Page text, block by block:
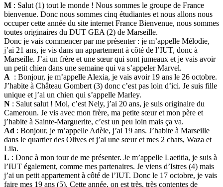
M : Salut (1) tout le monde ! Nous sommes le groupe de France
bienvenue. Donc nous sommes cinq étudiantes et nous allons nous
occuper cette année du site internet France Bienvenue, nous sommes
toutes originaires du DUT GEA (2) de Marseille.
Donc je vais commencer par me présenter : je m’appelle Mélodie,
j’ai 21 ans, je vis dans un appartement à côté de l’IUT, donc à
Marseille. J’ai un frère et une sœur qui sont jumeaux et je vais avoir
un petit chien dans une semaine qui va s’appeler Marvel.
A : Bonjour, je m’appelle Alexia, je vais avoir 19 ans le 26 octobre.
J’habite à Château Gombert (3) donc c’est pas loin d’ici. Je suis fille
unique et j’ai un chien qui s’appelle Marley.
N : Salut salut ! Moi, c’est Nely, j’ai 20 ans, je suis originaire du
Cameroun. Je vis avec mon frère, ma petite sœur et mon père et
j’habite à Sainte-Marguerite, c’est un peu loin mais ça va.
Ad : Bonjour, je m’appelle Adèle, j’ai 19 ans. J’habite à Marseille
dans le quartier des Olives et j’ai une sœur et mes 2 chats, Waza et
Lila.
L : Donc à mon tour de me présenter. Je m’appelle Laetitia, je suis à
l’IUT également, comme mes partenaires. Je viens d’Istres (4) mais
j’ai un petit appartement à côté de l’IUT. Donc le 17 octobre, je vais
faire mes 19 ans (5). Cette année, on est très, très contentes de